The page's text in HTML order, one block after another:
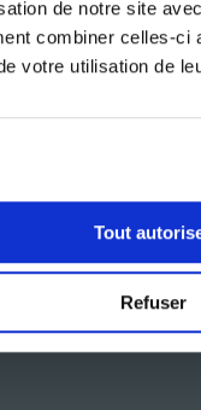
de notre site
combiner celles-
votre utilisation de
Tout
Refuser